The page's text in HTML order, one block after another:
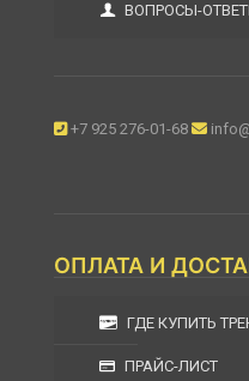
ВОПРОСЫ-
+7 925 276-01-68
ОПЛАТА И
ГДЕ КУПИТЬ
ПРАЙС-ЛИСТ